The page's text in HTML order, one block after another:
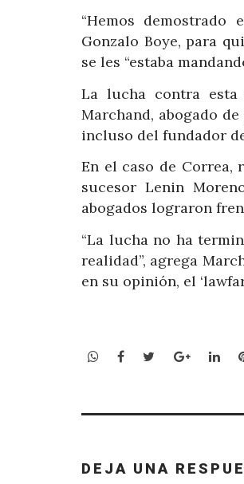
“Hemos demostrado
Gonzalo Boye, para
se les “estaba
La lucha contra esta
Marchand, abogado
incluso del fundador
En el caso de Correa,
sucesor Lenin
abogados lograron
“La lucha no ha
realidad”, agrega
en su opinión, el
WhatsApp
Facebook
TwitterGoogle+
DEJA UNA